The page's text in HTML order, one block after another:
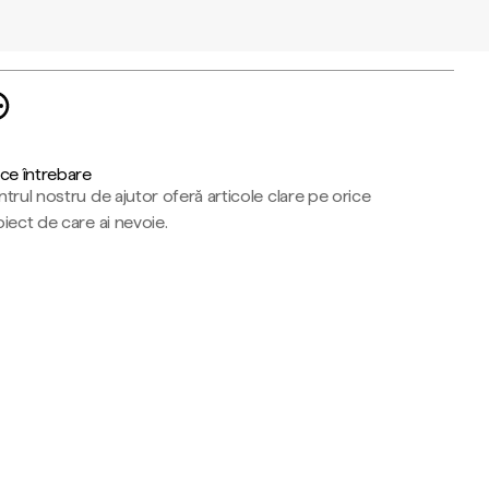
întrebare
nostru de ajutor oferă articole clare pe orice
de care ai nevoie.